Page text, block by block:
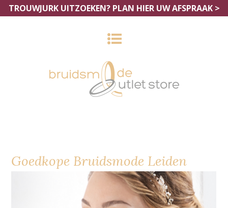
TROUWJURK UITZOEKEN? PLAN HIER UW AFSPRAAK >
Goedkope Bruidsmode Leiden